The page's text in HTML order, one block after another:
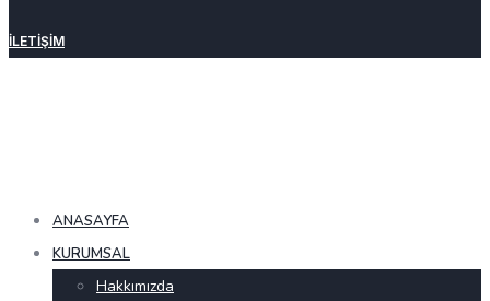
İLETIŞIM
ANASAYFA
KURUMSAL
Hakkımızda